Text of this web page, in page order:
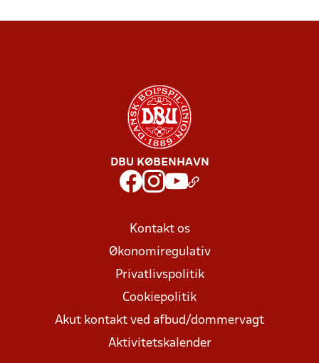
DBU KØBENHAVN
Kontakt os
Økonomiregulativ
Privatlivspolitik
Cookiepolitik
Akut kontakt ved afbud/dommervagt
Aktivitetskalender